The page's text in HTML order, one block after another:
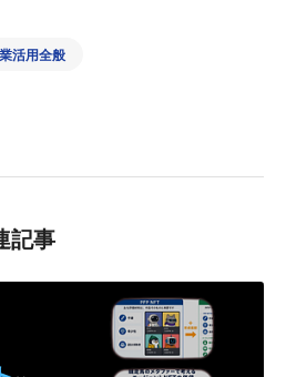
活用全般
記事